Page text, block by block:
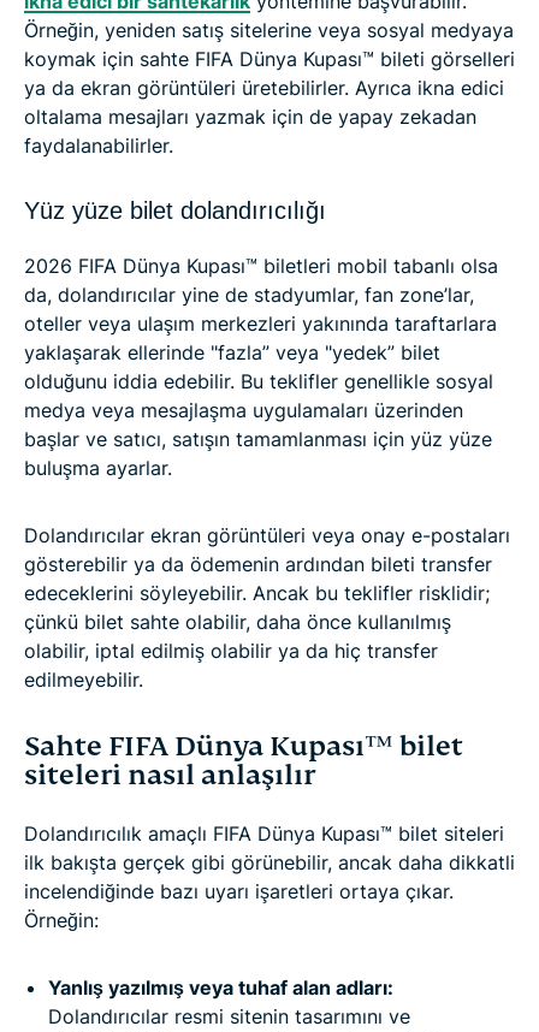
Örneğin, yeniden satış sitelerine veya sosyal medyaya
koymak için sahte FIFA Dünya Kupası™ bileti görselleri
ya da ekran görüntüleri üretebilirler. Ayrıca ikna edici
oltalama mesajları yazmak için de yapay zekadan
faydalanabilirler.
Yüz yüze bilet dolandırıcılığı
2026 FIFA Dünya Kupası™ biletleri mobil tabanlı olsa
da, dolandırıcılar yine de stadyumlar, fan zone’lar,
oteller veya ulaşım merkezleri yakınında taraftarlara
yaklaşarak ellerinde "fazla” veya "yedek” bilet
olduğunu iddia edebilir. Bu teklifler genellikle sosyal
medya veya mesajlaşma uygulamaları üzerinden
başlar ve satıcı, satışın tamamlanması için yüz yüze
buluşma ayarlar.
Dolandırıcılar ekran görüntüleri veya onay e-postaları
gösterebilir ya da ödemenin ardından bileti transfer
edeceklerini söyleyebilir. Ancak bu teklifler risklidir;
çünkü bilet sahte olabilir, daha önce kullanılmış
olabilir, iptal edilmiş olabilir ya da hiç transfer
edilmeyebilir.
Sahte FIFA Dünya Kupası™ bilet
siteleri nasıl anlaşılır
Dolandırıcılık amaçlı FIFA Dünya Kupası™ bilet siteleri
ilk bakışta gerçek gibi görünebilir, ancak daha dikkatli
incelendiğinde bazı uyarı işaretleri ortaya çıkar.
Örneğin:
Yanlış yazılmış veya tuhaf alan adları:
Dolandırıcılar resmi sitenin tasarımını ve